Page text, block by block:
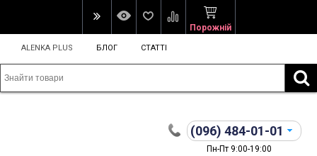
Порожній
ALENKA PLUS БЛОГ СТАТТІ
(096) 484-01-01
Пн-Пт 9:00-19:00